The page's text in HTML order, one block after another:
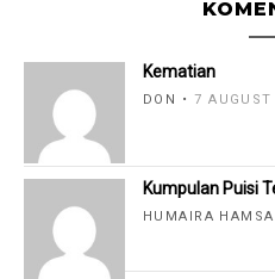
Kematian
DON 7 AUGUST
Kumpulan Puisi
HUMAIRA